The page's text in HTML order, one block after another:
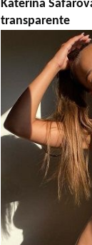
Katerina
transparente